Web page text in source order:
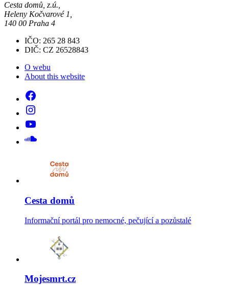
Cesta domů, z.ú.,
Heleny Kočvarové 1,
140 00 Praha 4
IČO: 265 28 843
DIČ: CZ 26528843
O webu
About this website
Cesta domů
Informační portál pro nemocné, pečující a pozůstalé
Mojesmrt.cz